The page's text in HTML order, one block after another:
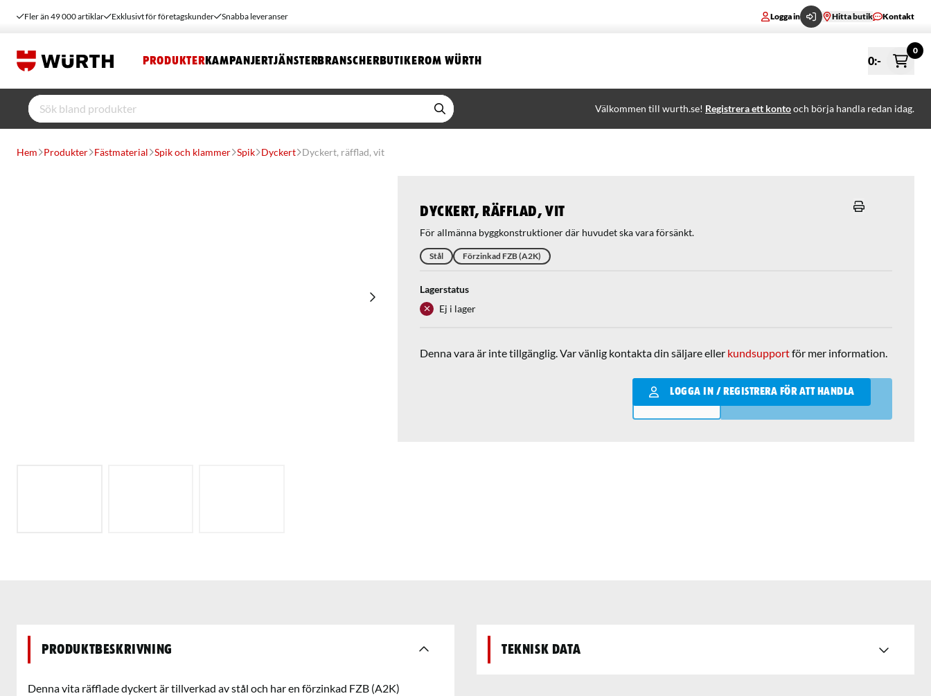
Fler än 49 000 artiklar Exklusivt för företagskunder Snabba leveranser Logga in Hitta butik Kontakt
PRODUKTER KAMPANJERTJÄNSTERBRANSCHERBUTIKEROM WÜRTH 0:-
0
Välkommen till wurth.se! Registrera ett kontooch börja handla redan idag.
Hem Produkter Fästmaterial Spik och klammer Spik Dyckert Dyckert, räfflad, vit
Dyckert, räfflad, vit
För allmänna byggkonstruktioner där huvudet ska vara försänkt.
Stål Förzinkad FZB (A2K)
Lagerstatus
Ej i lager
Denna vara är inte tillgänglig. Var vänlig kontakta din säljare eller kundsupportför mer information.
LOGGA IN / REGISTRERA FÖR ATT HANDLA
Qantity
LÄGG I VARUKORGEN
Produktbeskrivning
Denna vita räfflade dyckert är tillverkad av stål och har en förzinkad FZB (A2K)
Teknisk data